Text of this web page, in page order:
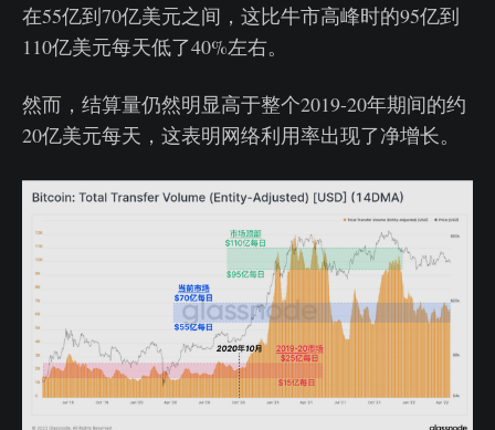
在55亿到70亿美元之间，这比牛市高峰时的95亿到
110亿美元每天低了40%左右。
然而，结算量仍然明显高于整个2019-20年期间的约
20亿美元每天，这表明网络利用率出现了净增长。